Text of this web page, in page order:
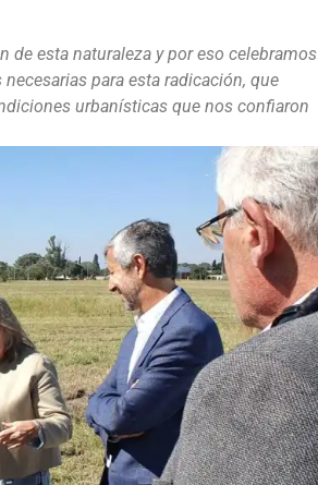
de esta naturaleza y por eso celebramos
para esta radicación, que
urbanísticas que nos confiaron